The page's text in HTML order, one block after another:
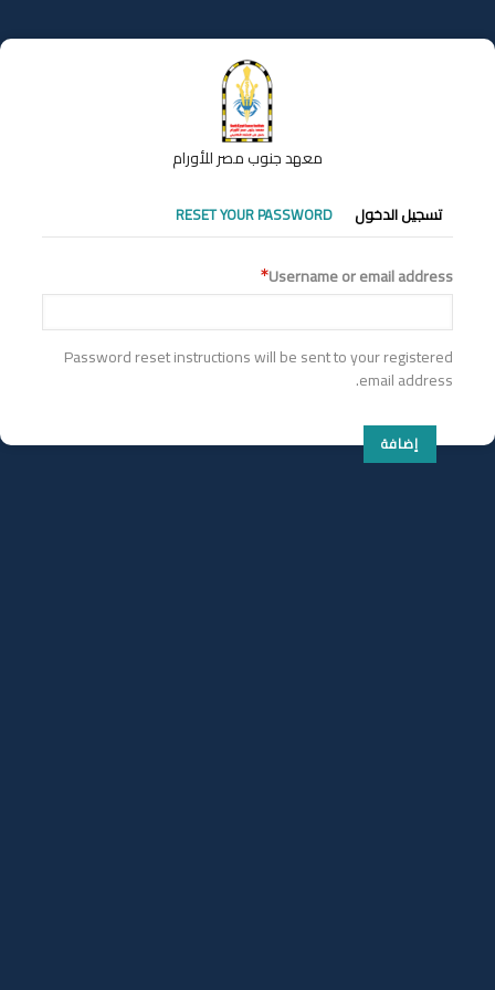
إلى
المحتوى
معهد جنوب مصر للأورام
التبويبات
الأساسية
تسجيل الدخول RESET YOUR PASSWORD
Username or email address
Password reset instructions will be sent to your registered
email address.